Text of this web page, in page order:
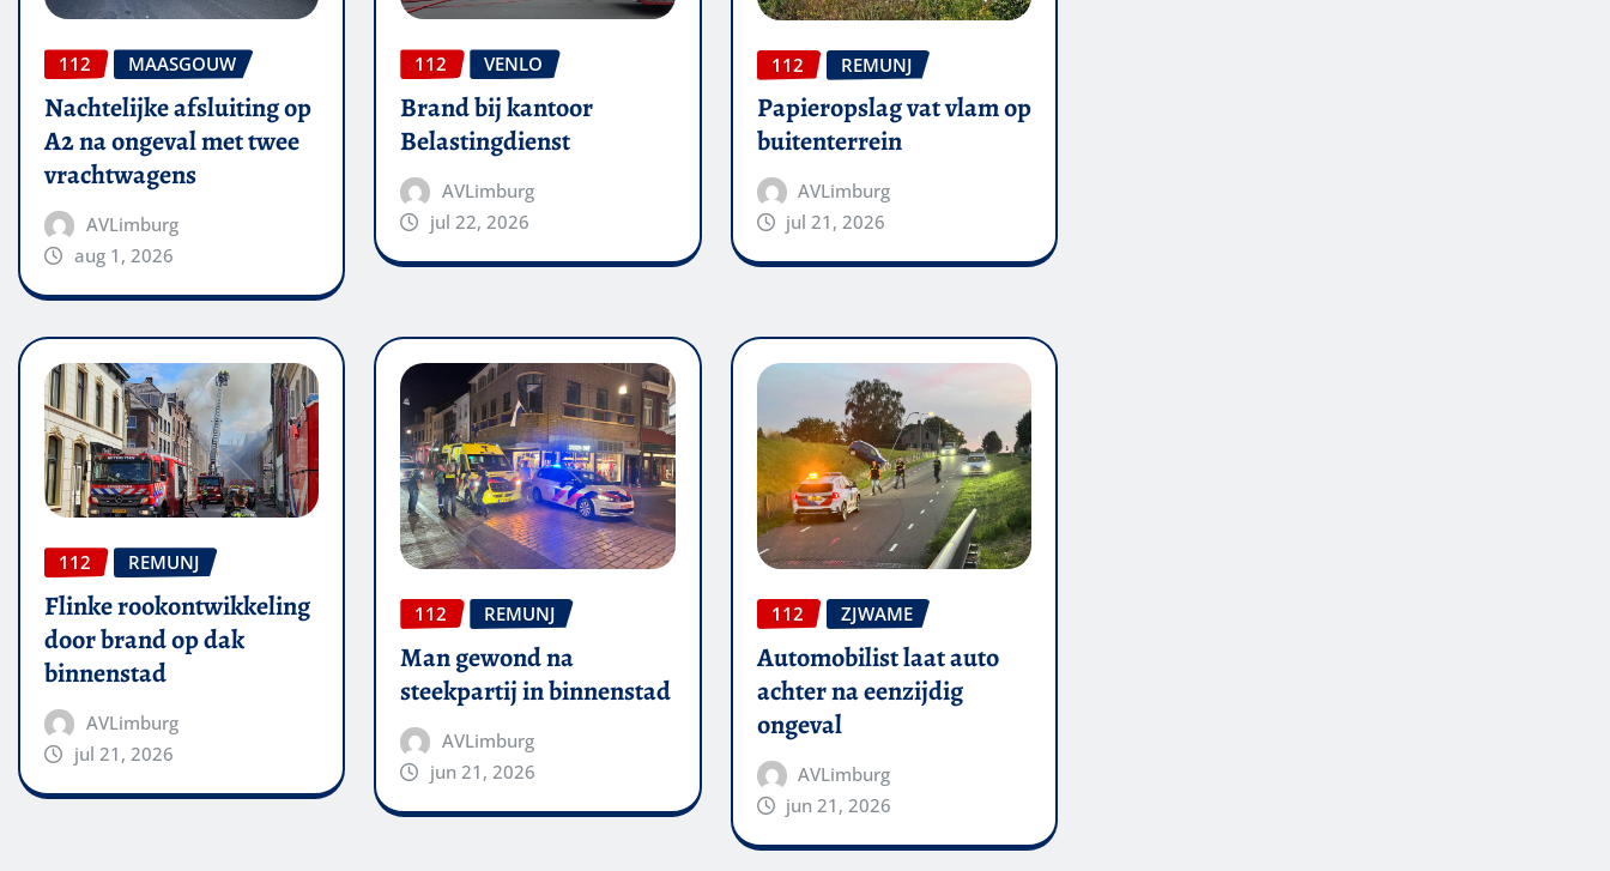
112 MAASGOUW
Nachtelijke afsluiting op
A2 na ongeval met twee
vrachtwagens
AVLimburg
aug 1, 2026
112 VENLO
Brand bij kantoor
Belastingdienst
AVLimburg
jul 22, 2026
112 REMUNJ
Papieropslag vat vlam op
buitenterrein
AVLimburg
jul 21, 2026
112 REMUNJ
Flinke rookontwikkeling
door brand op dak
binnenstad
AVLimburg
jul 21, 2026
112 REMUNJ
Man gewond na
steekpartij in binnenstad
AVLimburg
jun 21, 2026
112 ZJWAME
Automobilist laat auto
achter na eenzijdig
ongeval
AVLimburg
jun 21, 2026